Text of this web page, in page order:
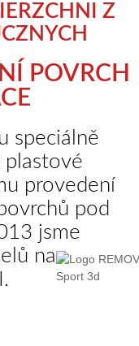
Z
POVRCH
speciálně
provedení
pod
jsme
na